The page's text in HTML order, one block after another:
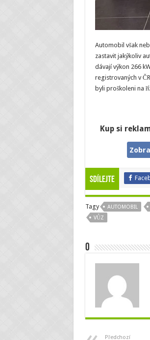
Automobil však
zastavit jakýkoliv
dávají výkon 266
registrovaných v
byli proškoleni na
Kup si
Sdílejte
Tagy AUTOMOBIL
VŮZ
O
Předchozí